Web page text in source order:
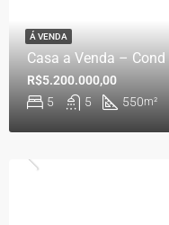
Casa a Venda –
5 5 550m²
R$5.200.000,00
Á VENDA